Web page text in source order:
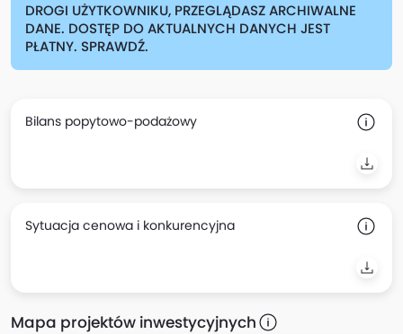
DROGI UŻYTKOWNIKU, PRZEGLĄDASZ ARCHIWALNE
DANE. DOSTĘP DO AKTUALNYCH DANYCH JEST
PŁATNY. SPRAWDŹ.
Bilans popytowo-podażowy
Sytuacja cenowa i konkurencyjna
Mapa projektów inwestycyjnych